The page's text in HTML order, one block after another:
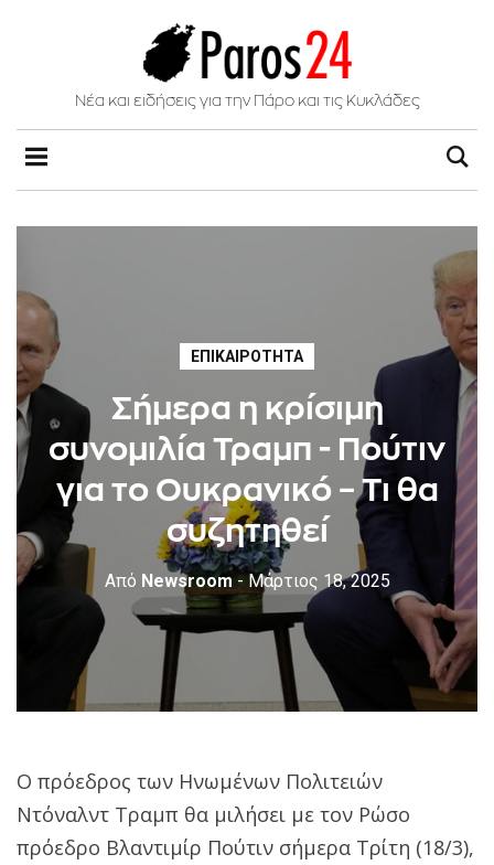
Νέα και ειδήσεις για την Πάρο και τις Κυκλάδες
ΕΠΙΚΑΙΡΌΤΗΤΑ
Σήμερα η κρίσιμη
συνομιλία Τραμπ - Πούτιν
για το Ουκρανικό – Τι θα
συζητηθεί
Από Newsroom - Μάρτιος 18, 2025
Ο πρόεδρος των Ηνωμένων Πολιτειών
Ντόναλντ Τραμπ θα μιλήσει με τον Ρώσο
πρόεδρο Βλαντιμίρ Πούτιν σήμερα Τρίτη (18/3),